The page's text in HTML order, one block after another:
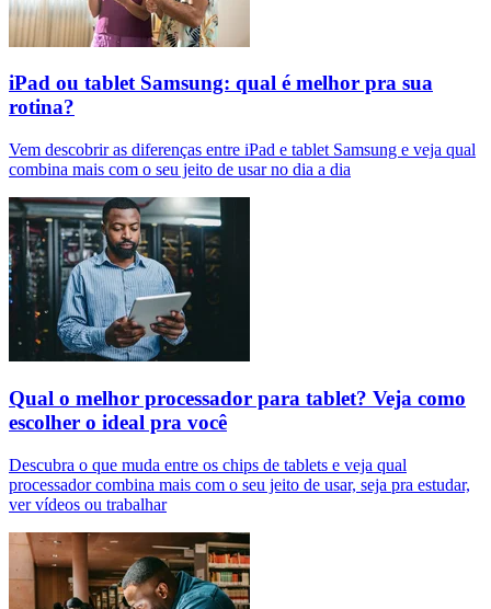
iPad ou tablet Samsung: qual é melhor pra sua
rotina?
Vem descobrir as diferenças entre iPad e tablet Samsung e veja qual
combina mais com o seu jeito de usar no dia a dia
Qual o melhor processador para tablet? Veja como
escolher o ideal pra você
Descubra o que muda entre os chips de tablets e veja qual
processador combina mais com o seu jeito de usar, seja pra estudar,
ver vídeos ou trabalhar